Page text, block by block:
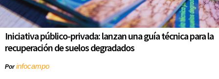
Iniciativa público-privada: lanzan una guía técnica para la
recuperación de suelos degradados
Porinfocampo